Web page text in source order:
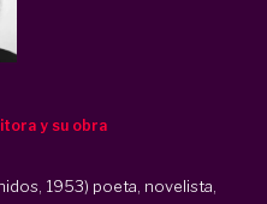
y su obra
1953) poeta, novelista,